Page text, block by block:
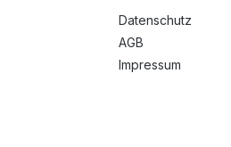
Datenschutz
AGB
Impressum